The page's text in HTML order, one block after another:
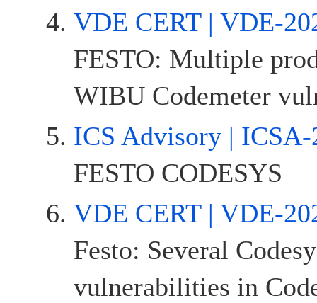
VDE CERT | VDE-
FESTO: Multiple
WIBU Codemeter
ICS Advisory | ICSA-
FESTO CODESYS
VDE CERT | VDE-
Festo: Several
vulnerabilities in